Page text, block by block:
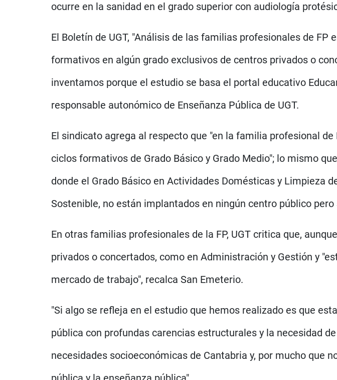
ocurre en la sanidad en el grado superior con audiología
El Boletín de UGT, "Análisis de las familias profesionales de
formativos en algún grado exclusivos de centros privados o
inventamos porque el estudio se basa el portal educativo
responsable autonómico de Enseñanza Pública de UGT.
El sindicato agrega al respecto que "en la familia profesional
ciclos formativos de Grado Básico y Grado Medio"; lo mismo
donde el Grado Básico en Actividades Domésticas y Limpieza
Sostenible, no están implantados en ningún centro público
En otras familias profesionales de la FP, UGT critica que,
privados o concertados, como en Administración y Gestión y
mercado de trabajo", recalca San Emeterio.
"Si algo se refleja en el estudio que hemos realizado es que
pública con profundas carencias estructurales y la necesidad
necesidades socioeconómicas de Cantabria y, por mucho que